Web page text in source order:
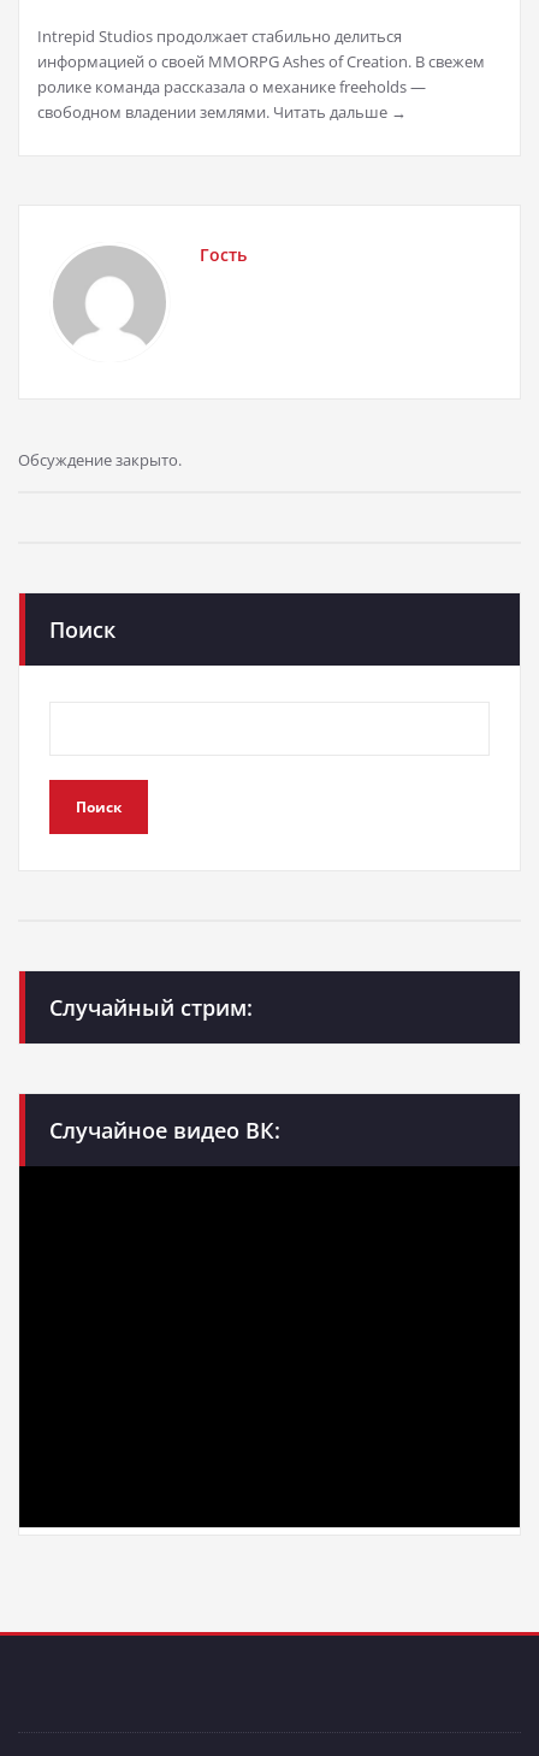
Intrepid Studios продолжает стабильно делиться
информацией о своей MMORPG Ashes of Creation. В свежем
ролике команда рассказала о механике freeholds —
свободном владении землями. Читать дальше →
Гость
Обсуждение закрыто.
Поиск
Поиск
Случайный стрим:
Случайное видео ВК: